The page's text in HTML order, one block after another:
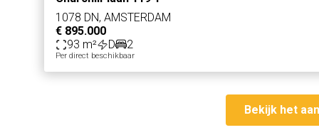
1078 DN, AMSTERDAM
€ 895.000
93 m²
D 2
Per direct beschikbaar
Bekijk het